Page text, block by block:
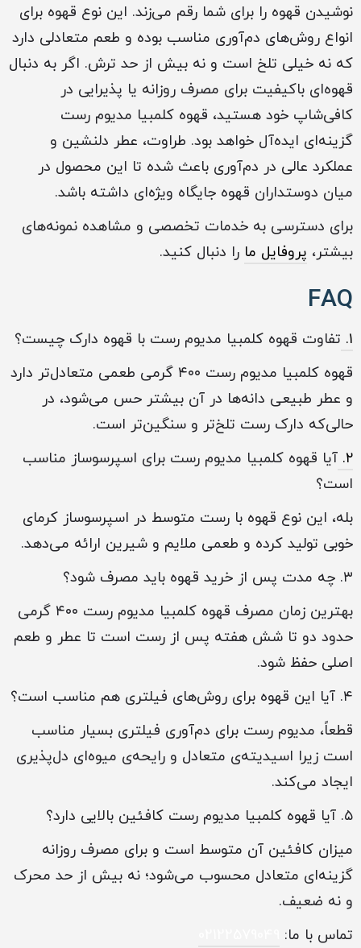
نوشیدن قهوه را برای شما رقم می‌زند. این نوع قهوه برای
انواع روش‌های دم‌آوری مناسب بوده و طعم متعادلی دارد
که نه خیلی تلخ است و نه بیش از حد ترش. اگر به دنبال
قهوه‌ای باکیفیت برای مصرف روزانه یا پذیرایی در
کافی‌شاپ خود هستید، قهوه کلمبیا مدیوم رست
گزینه‌ای ایده‌آل خواهد بود. طراوت، عطر دلنشین و
عملکرد عالی در دم‌آوری باعث شده تا این محصول در
میان دوستداران قهوه جایگاه ویژه‌ای داشته باشد.
برای دسترسی به خدمات تخصصی و مشاهده نمونه‌های
بیشتر، پروفایل ما را دنبال کنید.
FAQ
۱. تفاوت قهوه کلمبیا مدیوم رست با قهوه دارک چیست؟
قهوه کلمبیا مدیوم رست ۴۰۰ گرمی طعمی متعادل‌تر دارد
و عطر طبیعی دانه‌ها در آن بیشتر حس می‌شود، در
حالی‌که دارک رست تلخ‌تر و سنگین‌تر است.
۲. آیا قهوه کلمبیا مدیوم رست برای اسپرسوساز مناسب
است؟
بله، این نوع قهوه با رست متوسط در اسپرسوساز کرمای
خوبی تولید کرده و طعمی ملایم و شیرین ارائه می‌دهد.
۳. چه مدت پس از خرید قهوه باید مصرف شود؟
بهترین زمان مصرف قهوه کلمبیا مدیوم رست ۴۰۰ گرمی
حدود دو تا شش هفته پس از رست است تا عطر و طعم
اصلی حفظ شود.
۴. آیا این قهوه برای روش‌های فیلتری هم مناسب است؟
قطعاً، مدیوم رست برای دم‌آوری فیلتری بسیار مناسب
است زیرا اسیدیته‌ی متعادل و رایحه‌ی میوه‌ای دل‌پذیری
ایجاد می‌کند.
۵. آیا قهوه کلمبیا مدیوم رست کافئین بالایی دارد؟
میزان کافئین آن متوسط است و برای مصرف روزانه
گزینه‌ای متعادل محسوب می‌شود؛ نه بیش از حد محرک
و نه ضعیف.
تماس با ما: